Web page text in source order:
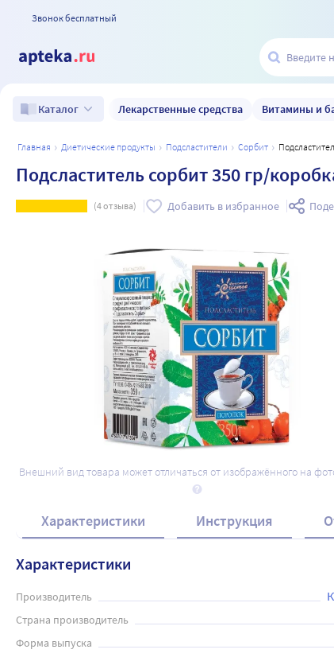
Звонок бесплатный
Каталог Лекарственные средства Витамины и
главная диетические продукты подсластители сорбит
Подсластитель сорбит 350 гр/
(4отзыва) Добавить в избранное
Внешний вид товара может отличаться от изображённого на
Характеристики Инструкция
Характеристики
Производитель
Страна производитель
Форма выпуска